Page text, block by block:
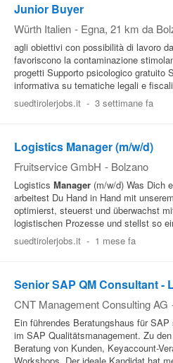
Junior Buyer
Würth Italien - Egna, 21 km da
agli obiettivi con possibilità di lavoro
favoriscono la contaminazione
progetti Supporto psicologico gratuito
informativa su tematiche legali e
suedtirolerjobs.it - 3 settimane fa
Logistics Manager (m/w/d)
Fruitservice GmbH - Bolzano
Logistics Manager (m/w/d) Was Dich
arbeitest Du Hand in Hand mit
optimierst, steuerst und überwachst
logistischen Prozesse und stellst so
suedtirolerjobs.it - 1 mese fa
Senior SAP QM Consultant -
CNT Management Consulting AG
Ein führendes Beratungshaus für
im SAP Qualitätsmanagement. Zu
Beratung von Kunden, Keyaccount-